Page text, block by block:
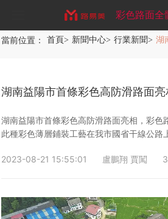
彩色路面全
首頁
彩色防滑路面
彩色氟硅石路面
彩色陶瓷顆粒防滑路面
案例展示
彩色路面施工方案
公司新聞
聯系我們
當前位置： 首頁> 新聞中心> 行業新聞> 湖
湖南益陽市首條彩色高防滑路面亮
湖南益陽市首條彩色高防滑路面亮相，彩色
此種彩色薄層鋪裝工藝在我市國省干線公路
2023-08-21 15:55:01 盧鵬翔 賈闖